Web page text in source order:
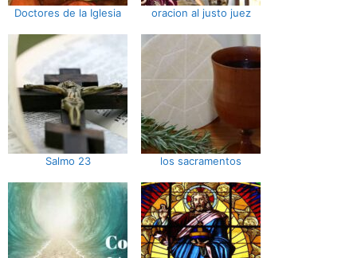
Doctores de la Iglesia oracion al justo juez
Salmo 23 los sacramentos